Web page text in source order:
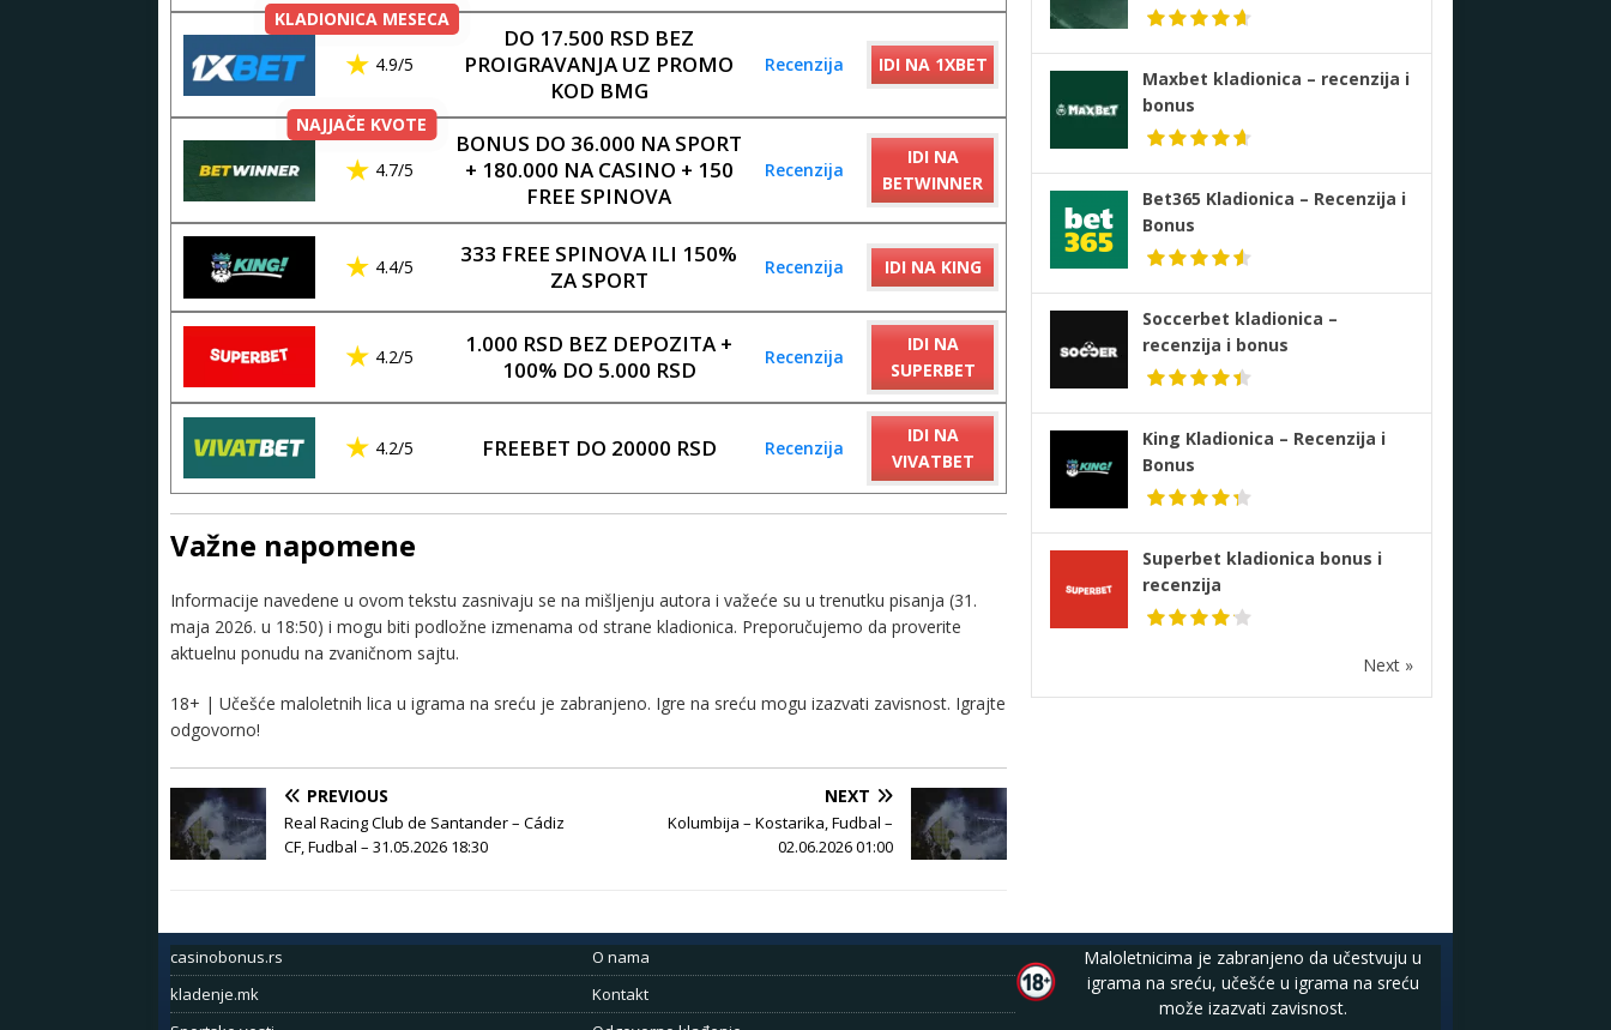
KLADIONICA MESECA
4.9/5
DO 17.500 RSD BEZ
PROIGRAVANJA UZ PROMO
KOD BMG
Recenzija IDI NA 1XBET
NAJJAČE KVOTE
4.7/5
BONUS DO 36.000 NA SPORT
+ 180.000 NA CASINO + 150
FREE SPINOVA
Recenzija
IDI NA
BETWINNER
4.4/5
333 FREE SPINOVA ILI 150%
ZA SPORT
Recenzija IDI NA KING
4.2/5
1.000 RSD BEZ DEPOZITA +
100% DO 5.000 RSD
Recenzija
IDI NA
SUPERBET
4.2/5 FREEBET DO 20000 RSD Recenzija
IDI NA
VIVATBET
Važne napomene
Informacije navedene u ovom tekstu zasnivaju se na mišljenju autora i važeće su u trenutku pisanja (31.
maja 2026. u 18:50) i mogu biti podložne izmenama od strane kladionica. Preporučujemo da proverite
aktuelnu ponudu na zvaničnom sajtu.
18+ | Učešće maloletnih lica u igrama na sreću je zabranjeno. Igre na sreću mogu izazvati zavisnost. Igrajte
odgovorno!
PREVIOUS
Real Racing Club de Santander – Cádiz
CF, Fudbal – 31.05.2026 18:30
NEXT
Kolumbija – Kostarika, Fudbal –
02.06.2026 01:00
Maxbet kladionica – recenzija i
bonus
Bet365 Kladionica – Recenzija i
Bonus
Soccerbet kladionica –
recenzija i bonus
King Kladionica – Recenzija i
Bonus
Superbet kladionica bonus i
recenzija
Next »
casinobonus.rs
kladenje.mk
O nama
Kontakt
Maloletnicima je zabranjeno da učestvuju u
igrama na sreću, učešće u igrama na sreću
može izazvati zavisnost.